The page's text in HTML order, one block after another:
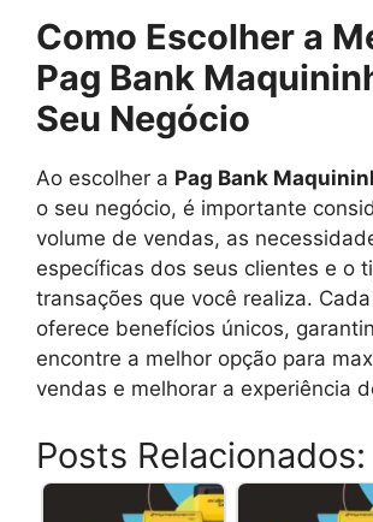
Como Escolher a
Pag Bank
Seu Negócio
Ao escolher a Pag Bank
o seu negócio, é importante
volume de vendas, as
específicas dos seus clientes e o
transações que você realiza.
oferece benefícios únicos,
encontre a melhor opção para
vendas e melhorar a experiência
Posts Relacionados: